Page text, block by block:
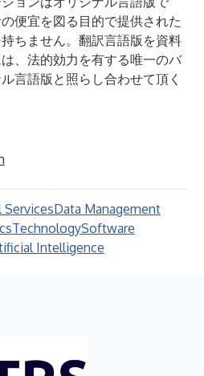
便宜を図る目的で提供された
ちません。翻訳言語版を資料
、法的効力を有する唯一のバ
言語版と照らし合わせて頂く
ServicesData Management
TechnologySoftware
Intelligence